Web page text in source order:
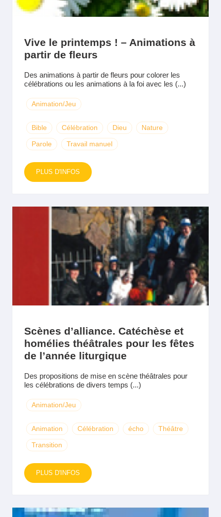
Vive le printemps ! – Animations à
partir de fleurs
Des animations à partir de fleurs pour colorer les
célébrations ou les animations à la foi avec les (...)
Animation/Jeu
Bible Célébration Dieu Nature
Parole Travail manuel
PLUS D'INFOS
Scènes d’alliance. Catéchèse et
homélies théâtrales pour les fêtes
de l’année liturgique
Des propositions de mise en scène théâtrales pour
les célébrations de divers temps (...)
Animation/Jeu
Animation Célébration écho Théâtre
Transition
PLUS D'INFOS